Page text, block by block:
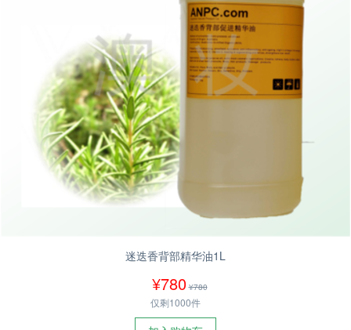
迷迭香背部精华油1L
¥780 ¥780
仅剩1000件